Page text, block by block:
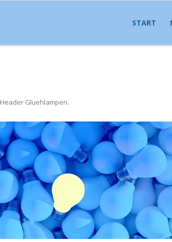
START
Header Gluehlampen.